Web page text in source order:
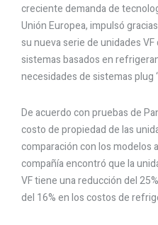
creciente demanda de
Unión Europea, impulsó
su nueva serie de unidades
sistemas basados en
necesidades de sistemas plug
De acuerdo con pruebas de
costo de propiedad de las
comparación con los modelos
compañía encontró que la
VF tiene una reducción del
del 16% en los costos de